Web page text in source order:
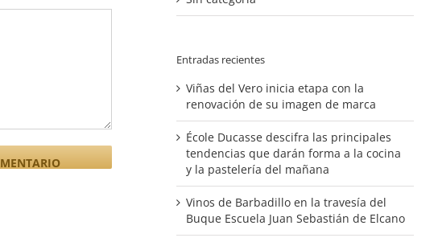
Entradas recientes
Viñas del Vero inicia etapa con la
renovación de su imagen de marca
École Ducasse descifra las principales
tendencias que darán forma a la cocina
y la pastelería del mañana
Vinos de Barbadillo en la travesía del
Buque Escuela Juan Sebastián de Elcano